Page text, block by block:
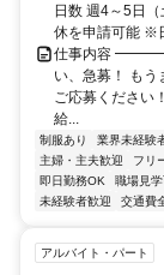
日数 週4～5日
休を申請可能 ※
仕事内容
い、急募！ もう
ご応募くだ
給...
制服あり 業界未経験
主婦・主夫歓迎
フリ
即日勤務OK
職場見
未経験者歓迎
交通費
アルバイト・パート